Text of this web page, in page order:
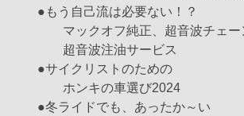
●もう自己流は必要ない！？
マックオフ純正、超音波チェー
超音波注油サービス
●サイクリストのための
ホンキの車選び2024
●冬ライドでも、あったか～い